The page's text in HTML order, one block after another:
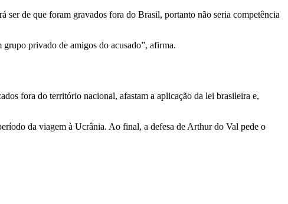
ser de que foram gravados fora do Brasil, portanto não seria competência
privado de amigos do acusado”, afirma.
fora do território nacional, afastam a aplicação da lei brasileira e,
da viagem à Ucrânia. Ao final, a defesa de Arthur do Val pede o